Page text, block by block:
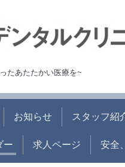
たあたたかい医療を~
お知らせ スタッフ紹
ー 求人ページ 安全